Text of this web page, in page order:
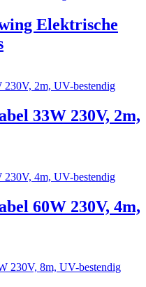
Elektrische
33W 230V, 2m,
60W 230V, 4m,